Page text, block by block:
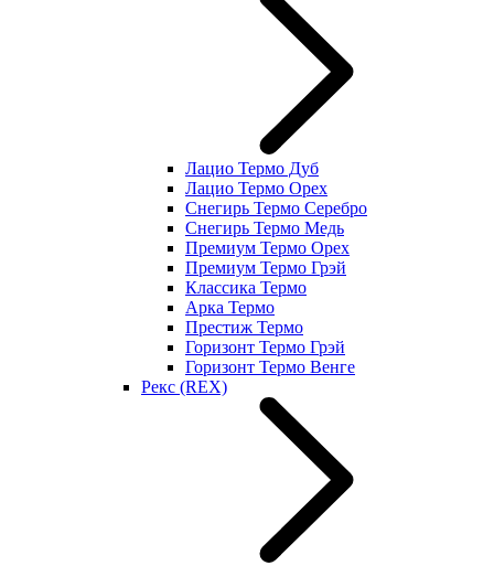
Лацио Термо Дуб
Лацио Термо Орех
Снегирь Термо Серебро
Снегирь Термо Медь
Премиум Термо Орех
Премиум Термо Грэй
Классика Термо
Арка Термо
Престиж Термо
Горизонт Термо Грэй
Горизонт Термо Венге
Рекс (REX)